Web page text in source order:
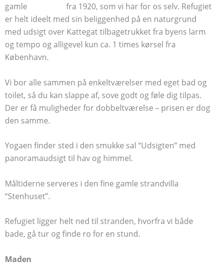
gamle
fra 1920, som vi har for os selv. Refugiet
er helt ideelt med sin beliggenhed på en naturgrund
med udsigt over Kattegat tilbagetrukket fra byens larm
og tempo og alligevel kun ca. 1 times kørsel fra
København.
Vi bor alle sammen på enkeltværelser med eget bad og
toilet, så du kan slappe af, sove godt og føle dig tilpas.
Der er få muligheder for dobbeltværelse – prisen er dog
den samme.
Yogaen finder sted i den smukke sal “Udsigten” med
panoramaudsigt til hav og himmel.
Måltiderne serveres i den fine gamle strandvilla
“Stenhuset”.
Refugiet ligger helt ned til stranden, hvorfra vi både
bade, gå tur og finde ro for en stund.
Maden